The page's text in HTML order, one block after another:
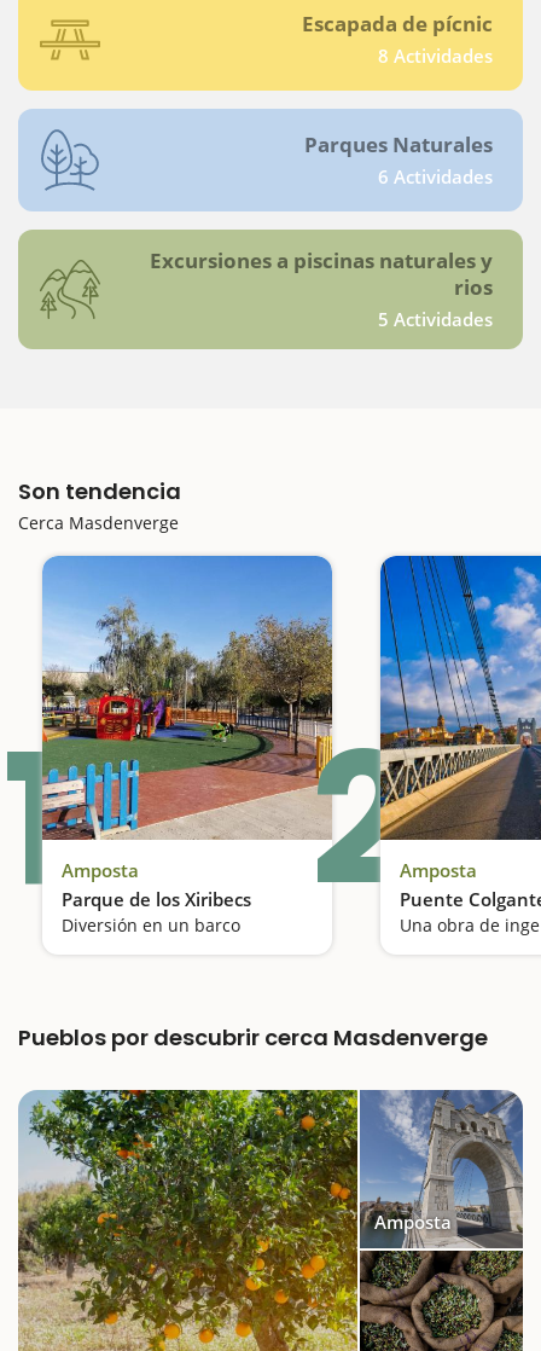
Escapada de pícnic
8 Actividades
Parques Naturales
6 Actividades
Excursiones a piscinas naturales y
rios
5 Actividades
Son tendencia
Cerca Masdenverge
1Amposta
Parque de los Xiribecs
Diversión en un barco 2Amposta
Puente
Pueblos por descubrir cerca Masdenverge
Amposta